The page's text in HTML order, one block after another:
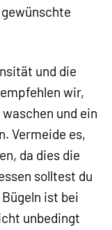
und die
wir,
und ein
Vermeide es,
da dies die
solltest du
ist bei
unbedingt